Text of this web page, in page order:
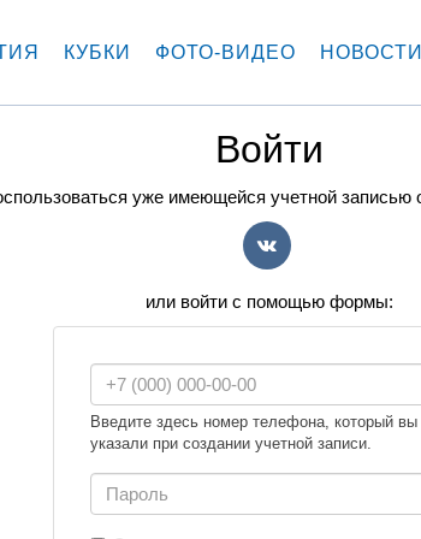
КУБКИ ФОТО-ВИДЕО НОВОСТИ
Войти
уже имеющейся учетной записью
или войти с помощью формы:
Введите здесь номер телефона, который вы
указали при создании учетной записи.